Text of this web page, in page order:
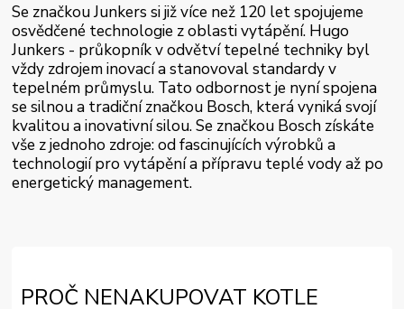
Se značkou Junkers si již více než 120 let spojujeme
osvědčené technologie z oblasti vytápění. Hugo
Junkers - průkopník v odvětví tepelné techniky byl
vždy zdrojem inovací a stanovoval standardy v
tepelném průmyslu. Tato odbornost je nyní spojena
se silnou a tradiční značkou Bosch, která vyniká svojí
kvalitou a inovativní silou. Se značkou Bosch získáte
vše z jednoho zdroje: od fascinujících výrobků a
technologií pro vytápění a přípravu teplé vody až po
energetický management.
PROČ NENAKUPOVAT KOTLE